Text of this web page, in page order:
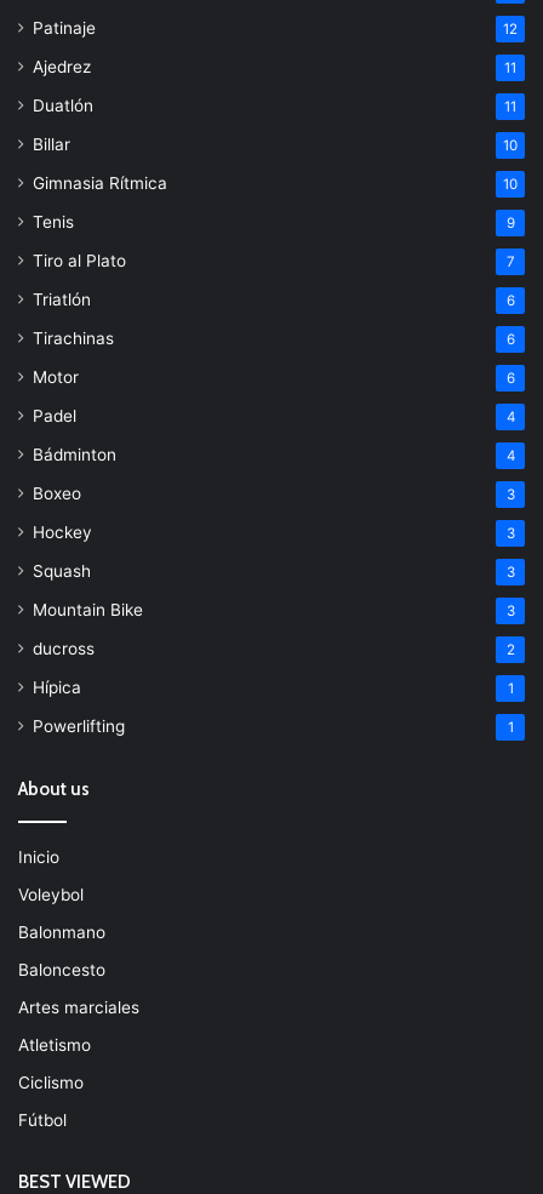
Patinaje 12
Ajedrez 11
Duatlón 11
Billar 10
Gimnasia Rítmica 10
Tenis 9
Tiro al Plato 7
Triatlón 6
Tirachinas 6
Motor 6
Padel 4
Bádminton 4
Boxeo 3
Hockey 3
Squash 3
Mountain Bike 3
ducross 2
Hípica 1
Powerlifting 1
About us
Inicio
Voleybol
Balonmano
Baloncesto
Artes marciales
Atletismo
Ciclismo
Fútbol
BEST VIEWED